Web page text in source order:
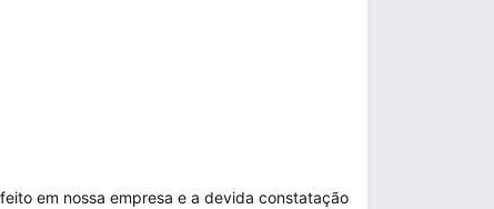
em nossa empresa e a devida constatação